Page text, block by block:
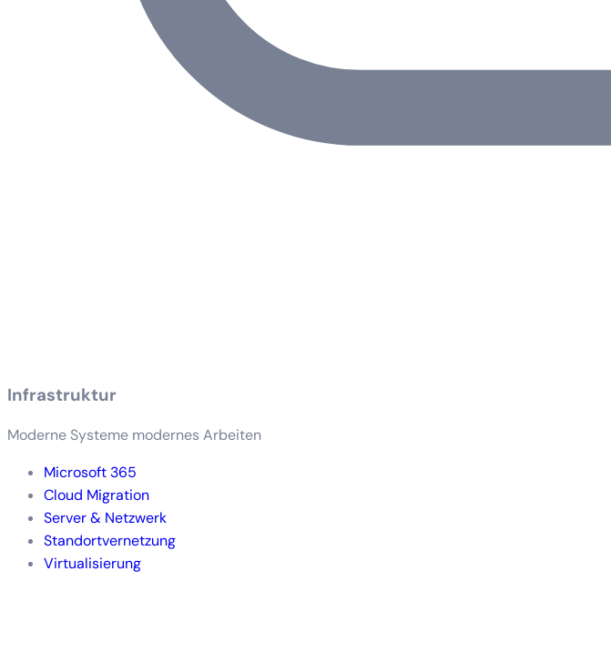
Infrastruktur
Moderne Systeme modernes Arbeiten
Microsoft 365
Cloud Migration
Server & Netzwerk
Standortvernetzung
Virtualisierung